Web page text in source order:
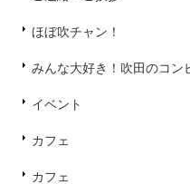
ほぼ吹チャン！
みんな大好き！吹田のコ
イベント
カフェ
カフェ